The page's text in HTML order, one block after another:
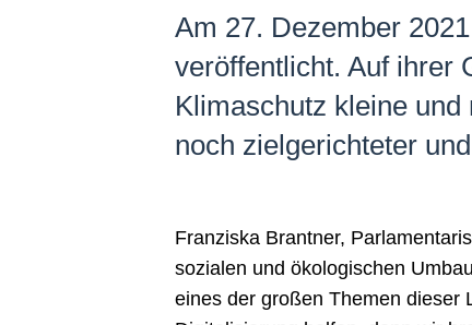
Am 27. Dezember
veröffentlicht. Auf ihrer
Klimaschutz kleine
noch zielgerichteter
Franziska Brantner,
sozialen und ökologischen
eines der großen Themen dieser